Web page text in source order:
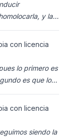
y la
con licencia
lo primero es
es que los
con licencia
siendo la